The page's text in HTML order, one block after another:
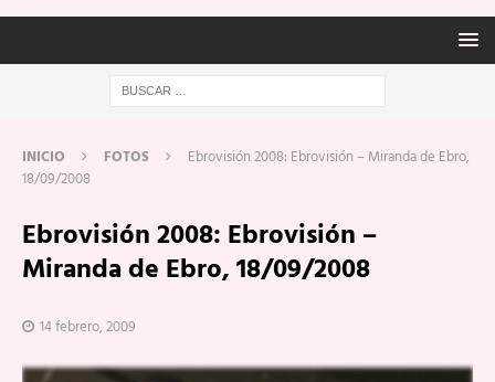
INICIO FOTOS
Ebrovisión 2008: Ebrovisión – Miranda de Ebro,
18/09/2008
Ebrovisión 2008: Ebrovisión –
Miranda de Ebro, 18/09/2008
14 febrero, 2009